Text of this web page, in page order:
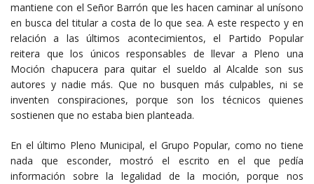
mantiene con el Señor Barrón que les hacen caminar al unísono
en busca del titular a costa de lo que sea. A este respecto y en
relación a las últimos acontecimientos, el Partido Popular
reitera que los únicos responsables de llevar a Pleno una
Moción chapucera para quitar el sueldo al Alcalde son sus
autores y nadie más. Que no busquen más culpables, ni se
inventen conspiraciones, porque son los técnicos quienes
sostienen que no estaba bien planteada.
En el último Pleno Municipal, el Grupo Popular, como no tiene
nada que esconder, mostró el escrito en el que pedía
información sobre la legalidad de la moción, porque nos